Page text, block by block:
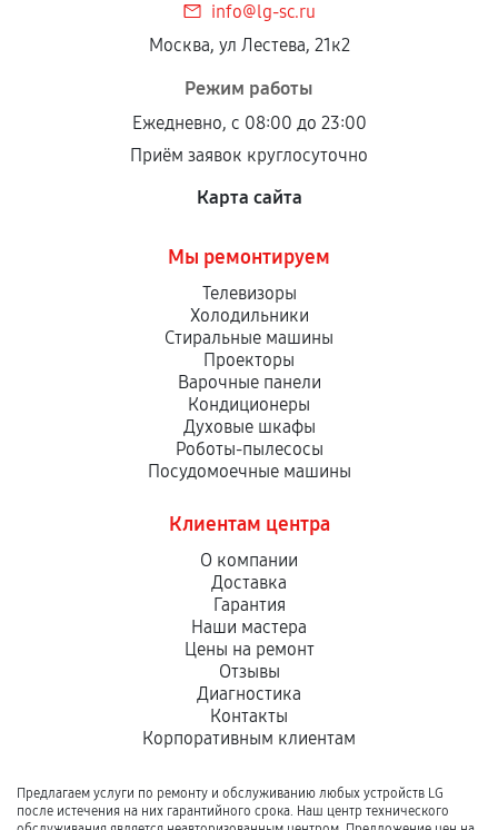
info@lg-sc.ru
Москва, ул Лестева, 21к2
Режим работы
Ежедневно, с 08:00 до 23:00
Приём заявок круглосуточно
Карта сайта
Мы ремонтируем
Телевизоры
Холодильники
Стиральные машины
Проекторы
Варочные панели
Кондиционеры
Духовые шкафы
Роботы-пылесосы
Посудомоечные машины
Клиентам центра
О компании
Доставка
Гарантия
Наши мастера
Цены на ремонт
Отзывы
Диагностика
Контакты
Корпоративным клиентам
Предлагаем услуги по ремонту и обслуживанию любых устройств LG
после истечения на них гарантийного срока. Наш центр технического